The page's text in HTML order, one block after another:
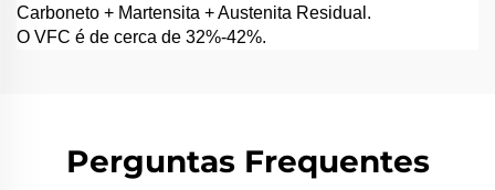
Carboneto + Martensita + Austenita Residual.
O VFC é de cerca de 32%-42%.
Perguntas Frequentes